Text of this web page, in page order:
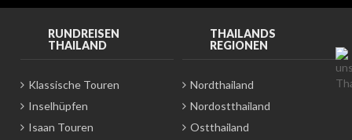
RUNDREISEN
THAILAND
Klassische Touren
Inselhüpfen
Isaan Touren
THAILANDS
REGIONEN
Nordthailand
Nordostthailand
Ostthailand